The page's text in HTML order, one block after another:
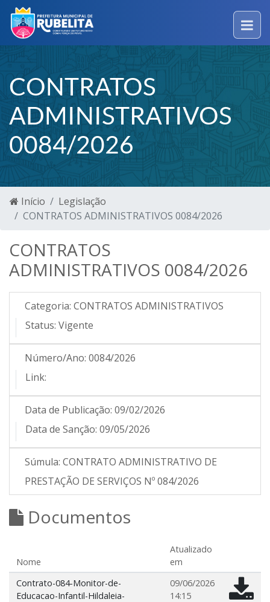
CONTRATOS
ADMINISTRATIVOS
0084/2026
Início
Legislação
CONTRATOS ADMINISTRATIVOS 0084/2026
CONTRATOS
ADMINISTRATIVOS 0084/2026
Categoria: CONTRATOS ADMINISTRATIVOS
Status: Vigente
Número/Ano: 0084/2026
Link:
Data de Publicação: 09/02/2026
Data de Sanção: 09/05/2026
Súmula: CONTRATO ADMINISTRATIVO DE
PRESTAÇÃO DE SERVIÇOS Nº 084/2026
Documentos
Nome
Atualizado
em
Contrato-084-Monitor-de-
Educacao-Infantil-Hildaleia-
09/06/2026
14:15